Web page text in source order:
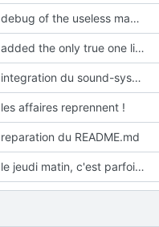
debug of the useless makefile
added the only true one license
integration du sound-system
les affaires reprennent !
reparation du README.md
le jeudi matin, c'est parfois difficile :)